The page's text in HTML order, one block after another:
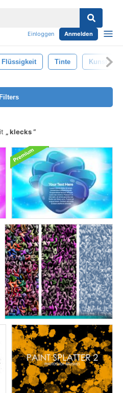
Einloggen Anmelden
Flüssigkeit Tinte Kunst
Filters
klecks